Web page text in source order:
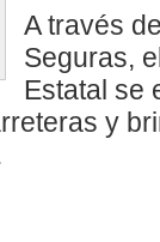
A través
Seguras,
Estatal se
y